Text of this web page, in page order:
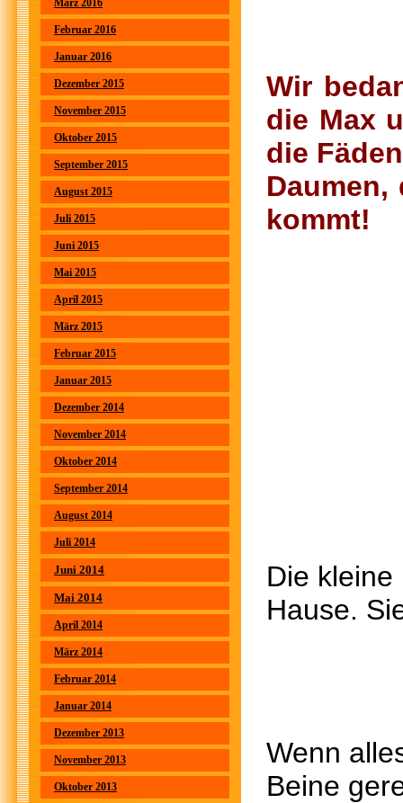
März 2016
Februar 2016
Januar 2016
Dezember 2015
November 2015
Oktober 2015
September 2015
August 2015
Juli 2015
Juni 2015
Mai 2015
April 2015
März 2015
Februar 2015
Januar 2015
Dezember 2014
November 2014
Oktober 2014
September 2014
August 2014
Juli 2014
Juni 2014
Mai 2014
April 2014
März 2014
Februar 2014
Januar 2014
Dezember 2013
November 2013
Oktober 2013
Wir
die Max
die
kommt!
Die
Hause.
Wenn
Beine